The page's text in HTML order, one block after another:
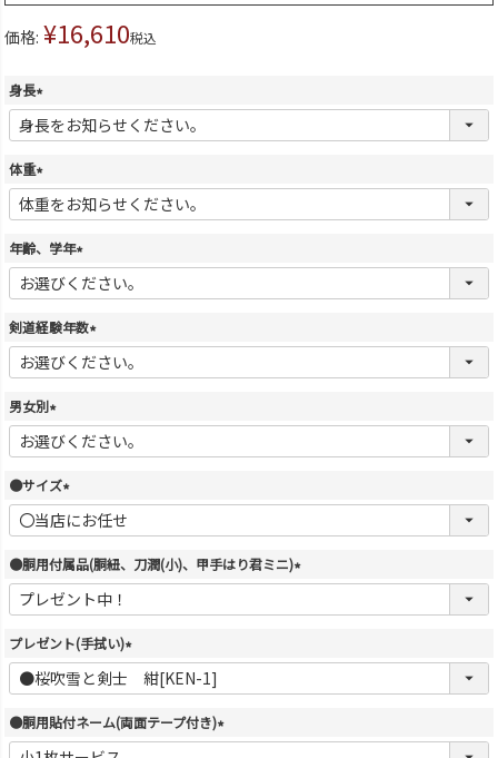
価格: ¥16,610税込
身長
(
必
)
体重
(
必
)
年齢、学年
(
必
)
剣道経験年数
(
必
男女別
(
必
)
●サイズ
(
必
)
●胴用付属品(胴紐、刀潤(小)、甲手はり君ミニ)
(
プレゼント(手拭い)
(
必
)
●胴用貼付ネーム(両面テープ付き)
(